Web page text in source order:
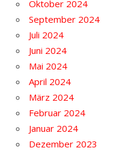
Oktober 2024
September 2024
Juli 2024
Juni 2024
Mai 2024
April 2024
März 2024
Februar 2024
Januar 2024
Dezember 2023